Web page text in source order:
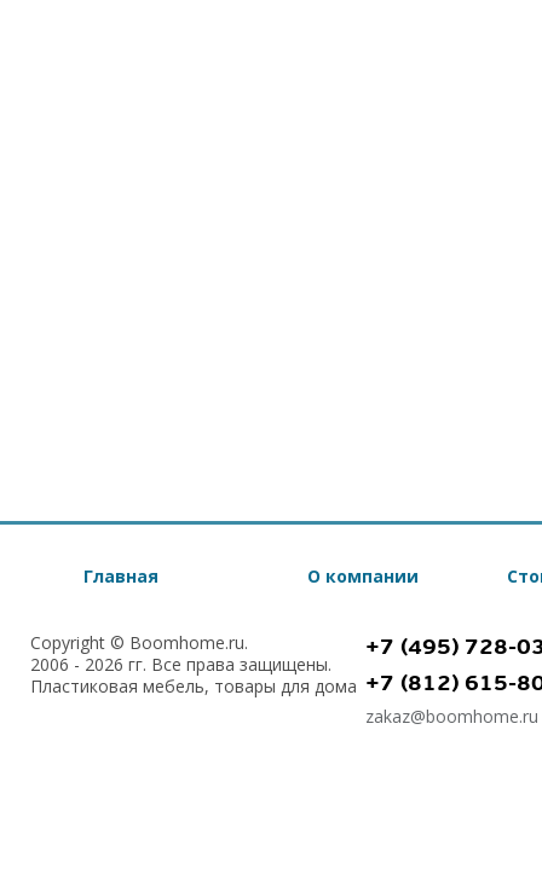
Главная О компании
Copyright © Boomhome.ru.
2006 - 2026 гг. Все права защищены.
Пластиковая мебель, товары для дома
+7 (495) 728-
+7 (812) 615-
zakaz@boomhome.ru